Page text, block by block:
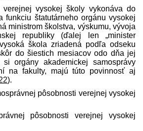
vysokej školy vykonáva do
funkciu štatutárneho orgánu vysokej
ministrom školstva, výskumu, vývoja
republiky (ďalej len „minister
škola zriadená podľa odseku
do šiestich mesiacov odo dňa jej
orgány akademickej samosprávy
na fakulty, majú túto povinnosť aj
).
pôsobnosti verejnej vysokej
pôsobnosti verejnej vysokej